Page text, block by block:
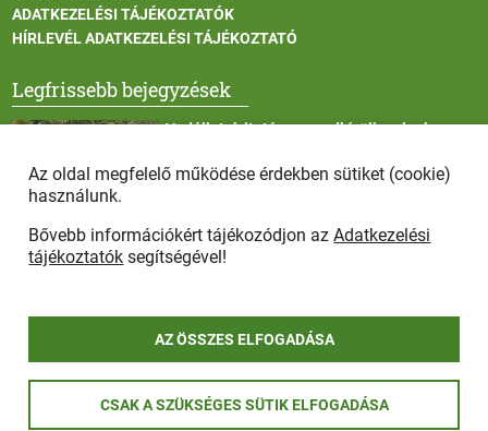
ADATKEZELÉSI TÁJÉKOZTATÓK
HÍRLEVÉL ADATKEZELÉSI TÁJÉKOZTATÓ
Legfrissebb bejegyzések
Vadállatok itatása a rendkívüli melegben
Afrikai sertéspestis - kérések a lakosság felé
jog fenntartva
Az oldal megfelelő működése érdekben sütiket (cookie)
használunk.
Bővebb információkért tájékozódjon azAdatkezelési
tájékoztatók segítségével!
AZ ÖSSZES ELFOGADÁSA
CSAK A SZÜKSÉGES SÜTIK ELFOGADÁSA